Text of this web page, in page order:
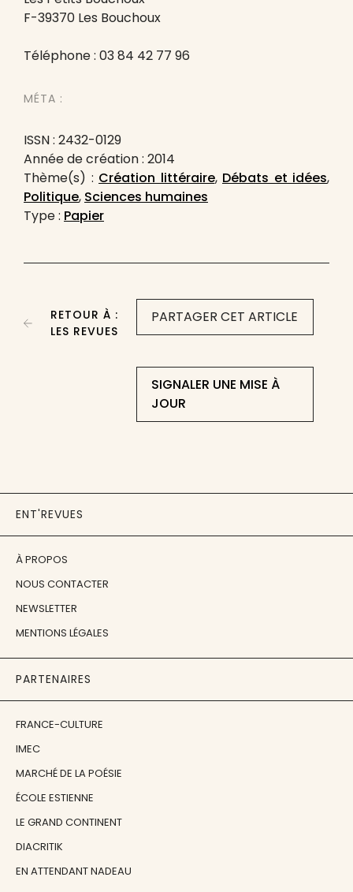
F-39370 Les Bouchoux
Téléphone : 03 84 42 77 96
MÉTA :
ISSN : 2432-0129
Année de création : 2014
Thème(s) : Création littéraire, Débats et idées,
Politique, Sciences humaines
Type : Papier
PARTAGER CET ARTICLE
SIGNALER UNE MISE À
JOUR
RETOUR À :
LES REVUES
ENT'REVUES
À PROPOS
NOUS CONTACTER
NEWSLETTER
MENTIONS LÉGALES
PARTENAIRES
FRANCE-CULTURE
IMEC
MARCHÉ DE LA POÉSIE
ÉCOLE ESTIENNE
LE GRAND CONTINENT
DIACRITIK
EN ATTENDANT NADEAU